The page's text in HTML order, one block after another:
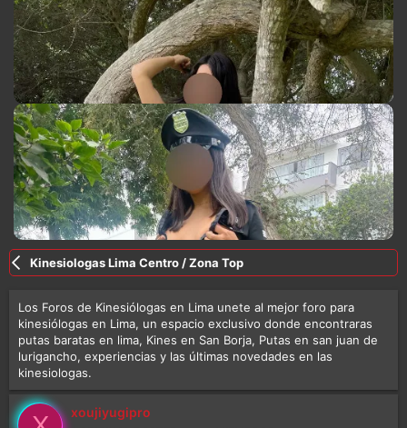
Kinesiologas Lima Centro / Zona Top
Los Foros de Kinesiólogas en Lima unete al mejor foro para
kinesiólogas en Lima, un espacio exclusivo donde encontraras
putas baratas en lima, Kines en San Borja, Putas en san juan de
lurigancho, experiencias y las últimas novedades en las
kinesiologas.
xoujiyugipro